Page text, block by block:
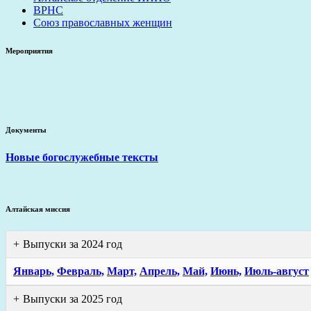
ВРНС
Союз православных женщин
Мероприятия
Документы
Новые богослужебные тексты
Алтайская миссия
Выпуски за 2024 год
Январь, Февраль, Март, Апрель, Май, Июнь, Июль-август
Выпуски за 2025 год